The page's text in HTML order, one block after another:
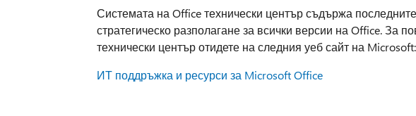
Системата на Office технически център съдържа
стратегическо разполагане за всички версии на Office. За
технически център отидете на следния уеб сайт на Microsoft:
ИТ поддръжка и ресурси за Microsoft Office